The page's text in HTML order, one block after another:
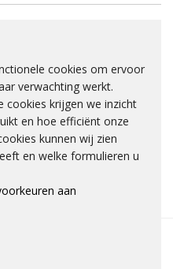
Schenkeldijk afgesloten
asfalt en ernstige
tekst of beelden over te nemen
cookies om ervoor
verwachting werkt.
cookies krijgen we inzicht
en hoe efficiënt onze
kunnen wij zien
en welke formulieren u
aan